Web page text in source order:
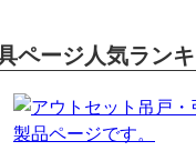
ページ人気ラン